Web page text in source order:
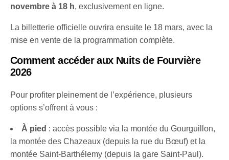
novembre à 18 h, exclusivement en ligne.
La billetterie officielle ouvrira ensuite le 18 mars, avec la
mise en vente de la programmation complète.
Comment accéder aux Nuits de Fourvière
2026
Pour profiter pleinement de l’expérience, plusieurs
options s’offrent à vous :
À pied : accès possible via la montée du Gourguillon,
la montée des Chazeaux (depuis la rue du Bœuf) et la
montée Saint-Barthélemy (depuis la gare Saint-Paul).